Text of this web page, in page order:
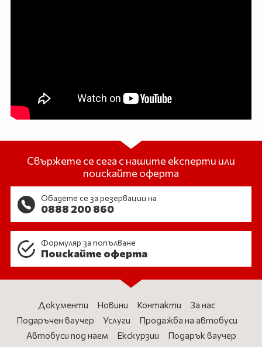
Свържете се сега с нашите експерти или
поискайте оферта
Обадете се за резервации на
0888 200 860
Формуляр за попълване
Поискайте оферта
Документи Новини Контакти
За нас
Подаръчен ваучер
Услуги
Продажба на автобуси
Автобуси под наем
Екскурзии Подарък ваучер